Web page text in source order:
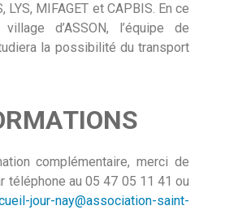
LYS, MIFAGET et CAPBIS. En ce
d’ASSON, l’équipe de
la possibilité du transport
RMATIONS
complémentaire, merci de
téléphone au 05 47 05 11 41 ou
jour-nay@association-saint-